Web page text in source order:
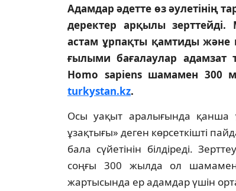
Адамдар әдетте өз әулетінің
деректер арқылы
астам ұрпақты қамтиды
ғылыми бағалаулар адамзат
Homo sapiens шамамен 300
turkystan.kz.
Осы уақыт аралығында қанша
ұзақтығы» деген көрсеткішті
бала сүйетінін білдіреді.
соңғы 300 жылда ол
жартысында ер адамдар үшін